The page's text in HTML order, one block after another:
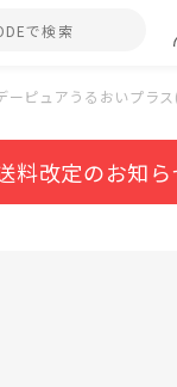
ーピュアうるおいプラ
料改定のお知